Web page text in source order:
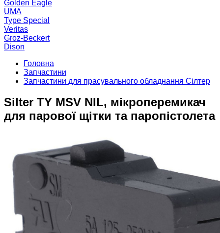
Golden Eagle
UMA
Type Special
Veritas
Groz-Beckert
Dison
Головна
Запчастини
Запчастини для прасувального обладнання Сілтер
Silter TY MSV NIL, мікроперемикач
для парової щітки та паропістолета